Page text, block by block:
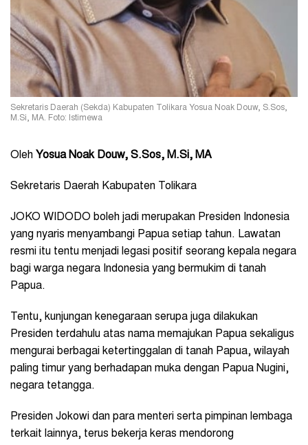
Sekretaris Daerah (Sekda) Kabupaten Tolikara Yosua Noak Douw, S.Sos,
M.Si, MA. Foto: Istimewa
Oleh Yosua Noak Douw, S.Sos, M.Si, MA
Sekretaris Daerah Kabupaten Tolikara
JOKO WIDODO boleh jadi merupakan Presiden Indonesia
yang nyaris menyambangi Papua setiap tahun. Lawatan
resmi itu tentu menjadi legasi positif seorang kepala negara
bagi warga negara Indonesia yang bermukim di tanah
Papua.
Tentu, kunjungan kenegaraan serupa juga dilakukan
Presiden terdahulu atas nama memajukan Papua sekaligus
mengurai berbagai ketertinggalan di tanah Papua, wilayah
paling timur yang berhadapan muka dengan Papua Nugini,
negara tetangga.
Presiden Jokowi dan para menteri serta pimpinan lembaga
terkait lainnya, terus bekerja keras mendorong